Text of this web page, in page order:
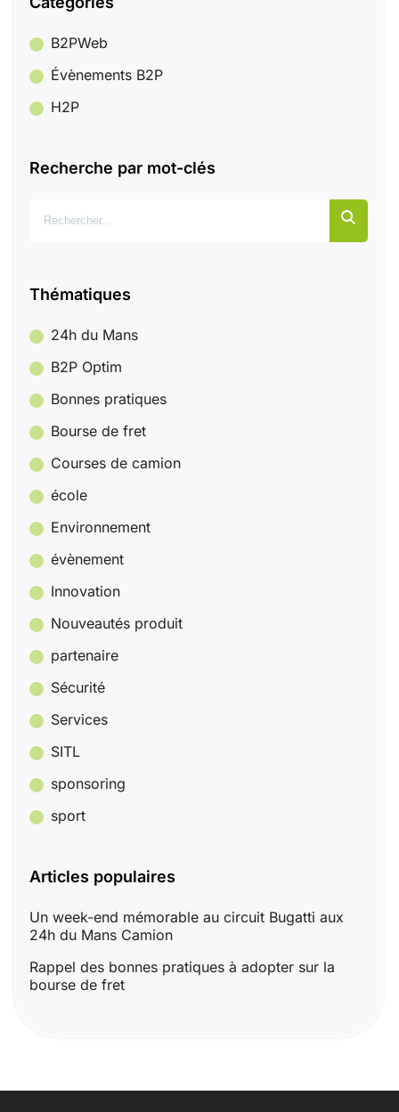
B2PWeb
Évènements B2P
H2P
Recherche par mot-clés
Thématiques
24h du Mans
B2P Optim
Bonnes pratiques
Bourse de fret
Courses de camion
école
Environnement
évènement
Innovation
Nouveautés produit
partenaire
Sécurité
Services
SITL
sponsoring
sport
Articles populaires
Un week-end mémorable au circuit Bugatti aux
24h du Mans Camion
Rappel des bonnes pratiques à adopter sur la
bourse de fret